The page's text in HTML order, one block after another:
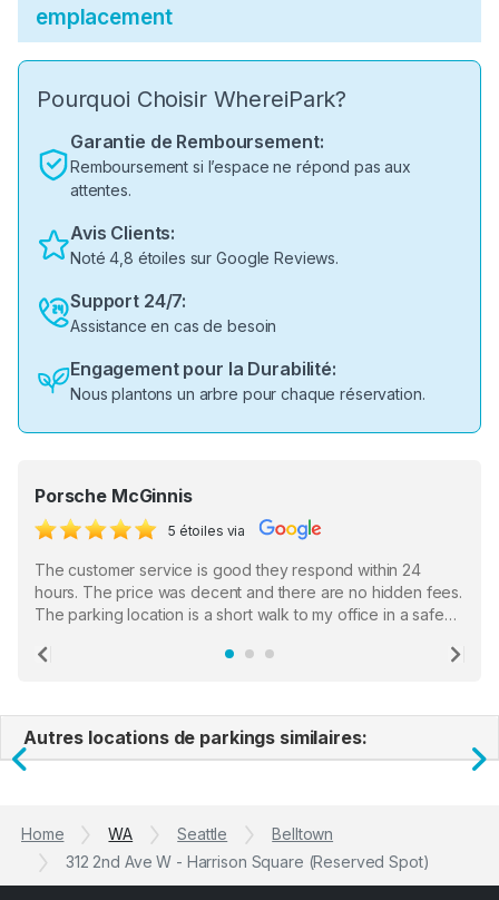
emplacement
Pourquoi Choisir WhereiPark?
Garantie de Remboursement:
Remboursement si l’espace ne répond pas aux
attentes.
Avis Clients:
Noté 4,8 étoiles sur Google Reviews.
Support 24/7:
Assistance en cas de besoin
Engagement pour la Durabilité:
Nous plantons un arbre pour chaque réservation.
Porsche McGinnis
5 étoiles via
The customer service is good they respond within 24
hours. The price was decent and there are no hidden fees.
The parking location is a short walk to my office in a safe
the staff who serve as a third party in distributing the
Previous
Autres locations de parkings similaires:
Previous
Home WA Seattle
Belltown
312 2nd Ave W - Harrison Square (Reserved Spot)